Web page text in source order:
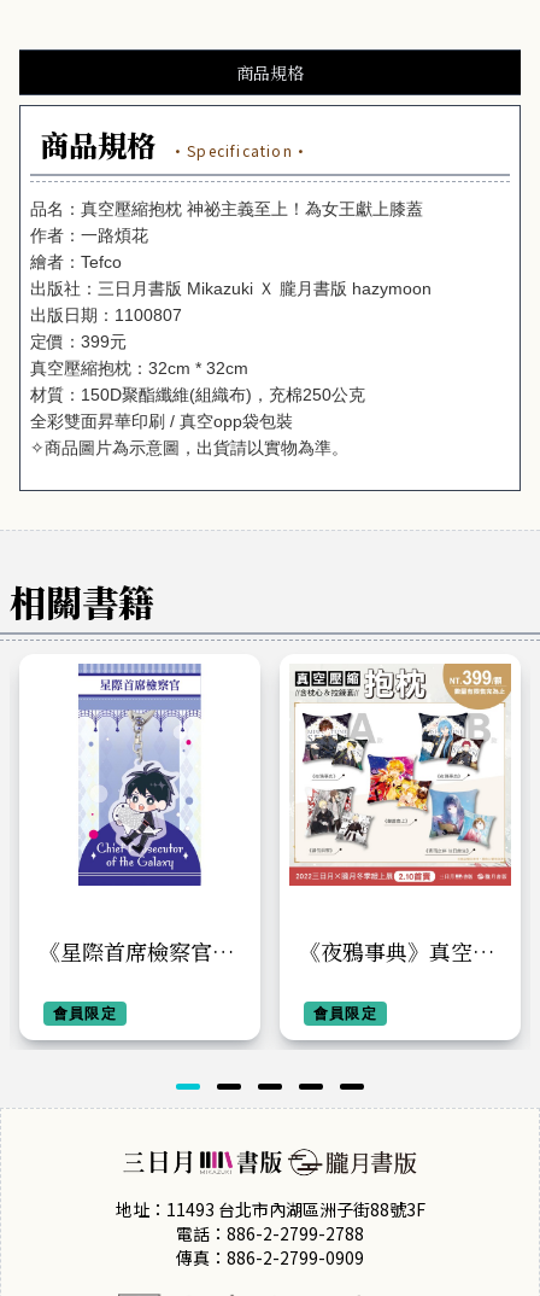
商品規格
商品規格 ·Specification·
品名：真空壓縮抱枕 神祕主義至上！為女王獻上膝蓋
作者：一路煩花
繪者：Tefco
出版社：三日月書版 Mikazuki Ｘ 朧月書版 hazymoon
出版日期：1100807
定價：399元
真空壓縮抱枕：32cm * 32cm
材質：150D聚酯纖維(組織布)，充棉250公克
全彩雙面昇華印刷 / 真空opp袋包裝
✧商品圖片為示意圖，出貨請以實物為準。
相關書籍
《星際首席檢察官》
奕巳】
會員限定
《夜鴉事典》真空壓
會員限定
地址：11493 台北市內湖區洲子街88號3F
電話：886-2-2799-2788
傳真：886-2-2799-0909